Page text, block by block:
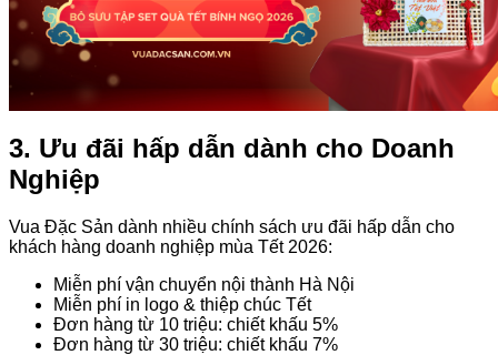
3. Ưu đãi hấp dẫn dành cho Doanh
Nghiệp
Vua Đặc Sản dành nhiều chính sách ưu đãi hấp dẫn cho
khách hàng doanh nghiệp mùa Tết 2026:
Miễn phí vận chuyển nội thành Hà Nội
Miễn phí in logo & thiệp chúc Tết
Đơn hàng từ 10 triệu: chiết khấu 5%
Đơn hàng từ 30 triệu: chiết khấu 7%